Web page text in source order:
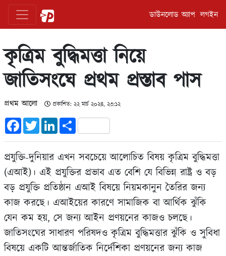
ডাউনলোড অ্যাপ লগইন
কৃত্রিম বুদ্ধিমত্তা নিয়ে
জাতিসংঘে প্রথম প্রস্তাব পাস
প্রথম আলো প্রকাশিত: ২২ মার্চ ২০২৪, ২৩:১২
FacebookTwitterLinkedInShare
প্রযুক্তি-দুনিয়ার এখন সবচেয়ে আলোচিত বিষয় কৃত্রিম বুদ্ধিমত্তা
(এআই)। এই প্রযুক্তির প্রভাব এত বেশি যে বিভিন্ন রাষ্ট্র ও বড়
বড় প্রযুক্তি প্রতিষ্ঠান এআই বিষয়ে নিয়মকানুন তৈরির জন্য
কাজ করছে। এআইয়ের কারণে সামাজিক বা আর্থিক ঝুঁকি
যেন কম হয়, সে জন্য আইন প্রণয়নের কাজও চলছে।
জাতিসংঘের সাধারণ পরিষদও কৃত্রিম বুদ্ধিমত্তার ঝুঁকি ও সুবিধা
বিষয়ে একটি আন্তর্জাতিক নির্দেশিকা প্রণয়নের জন্য কাজ